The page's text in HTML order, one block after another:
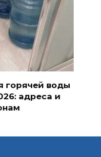
горячей воды
адреса и